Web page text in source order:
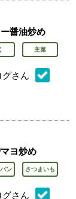
醤油炒め
主菜
さん
ヨ炒め
ン さつまいも
さん